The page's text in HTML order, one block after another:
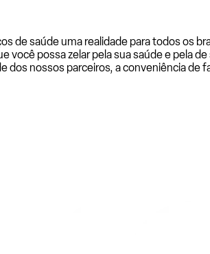
de saúde uma realidade para todos os
possa zelar pela sua saúde e pela
dos nossos parceiros, a conveniência